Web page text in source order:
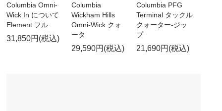
Columbia Omni-
Wick In について
Element フル
31,850円(税込)
Columbia
Wickham Hills
Omni-Wick クォ
ータ
29,590円(税込)
Columbia PFG
Terminal タックル
クォーター-ジッ
プ
21,690円(税込)